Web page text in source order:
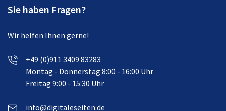
Sie haben Fragen?
Wir helfen Ihnen gerne!
+49 (0)911 3409 83283
Montag - Donnerstag 8:00 - 16:00 Uhr
Freitag 9:00 - 15:30 Uhr
info@digitaleseiten.de